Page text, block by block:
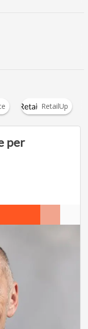
RetailUp
per